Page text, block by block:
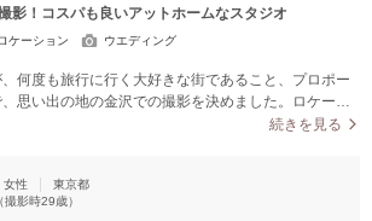
影！コスパも良いアットホームなスタジオ
ケーション ウエディング
何度も旅行に行く大好きな街であること、プロポー
思い出の地の金沢での撮影を決めました。ロケーシ
どちらも行いました。雨が多い金沢なので、当日は撮
ンした素敵なスタジオで、縁側スペースや竹などが
簾を使っての撮影など、ロケーションでは撮れない
続きを見る
女性
東京都
撮影時29歳）